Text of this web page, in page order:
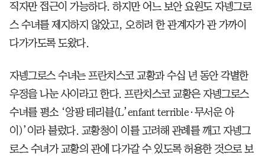
직자만 접근이 가능하다. 하지만 어느 보안 요원도 자넹그로
스 수녀를 제지하지 않았고, 오히려 한 관계자가 관 가까이
다가가도록 도왔다.
자넹그로스 수녀는 프란치스코 교황과 수십 년 동안 각별한
우정을 나눈 사이라고 한다. 프란치스코 교황은 자넹그로스
수녀를 평소 ‘앙팡 테리블(L’enfant terrible·무서운 아
이)’이라 불렀다. 교황청이 이를 고려해 관례를 깨고 자넹그
로스 수녀가 교황의 관에 다가갈 수 있도록 허용한 것으로 보